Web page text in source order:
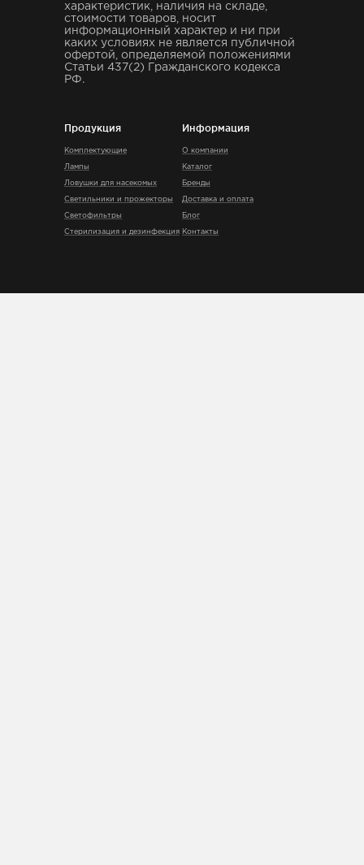
характеристик, наличия на складе,
стоимости товаров, носит
информационный характер и ни при
каких условиях не является публичной
офертой, определяемой положениями
Статьи 437(2) Гражданского кодекса
РФ.
Продукция
Комплектующие
Лампы
Ловушки для насекомых
Светильники и прожекторы
Светофильтры
Стерилизация и дезинфекция
Информация
О компании
Каталог
Бренды
Доставка и оплата
Блог
Контакты